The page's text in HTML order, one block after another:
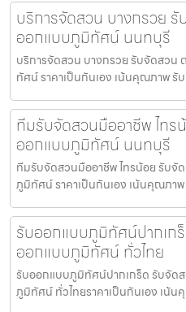
บริการจัดสวน บางกรวย
ออกแบบภูมิทัศน์ นนทบุรี
บริการจัดสวน บางกรวย รับจัดสว
ทัศน์ ราคาเป็นกันเอง เน้นคุณภาพ
ทีมรับจัดสวนมืออาชีพ ไท
ออกแบบภูมิทัศน์ นนทบุรี
ทีมรับจัดสวนมืออาชีพ ไทรน้อย รับ
ภูมิทัศน์ ราคาเป็นกันเอง เน้นคุณภา
รับออกแบบภูมิทัศน์ปากเก
ออกแบบภูมิทัศน์ ทั่วไทย
รับออกแบบภูมิทัศน์ปากเกร็ด รับจั
ภูมิทัศน์ ทั่วไทยราคาเป็นกันเอง เน้